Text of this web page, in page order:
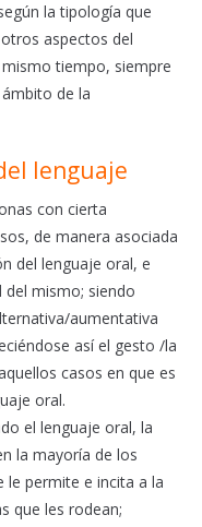
la tipología que
aspectos del
tiempo, siempre
de la
lenguaje
con cierta
de manera asociada
del lenguaje oral, e
mismo; siendo
aumentativa
así el gesto /la
casos en que es
oral.
el lenguaje oral, la
la mayoría de los
le permite e incita a la
que les rodean;